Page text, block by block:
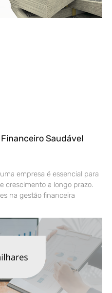
Saudável
empresa é essencial para
crescimento a longo prazo.
na gestão financeira